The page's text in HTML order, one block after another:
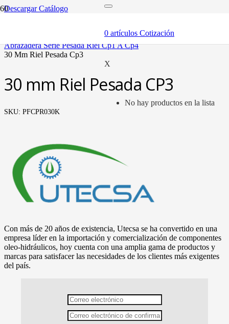
0 artículos Cotización
X
No hay productos en la lista
Descargar Catálogo
abrazaderas (soportes y bandas)
abrazadera serie pesada riel cp1 a cp4
30 mm riel pesada cp3
30 mm Riel Pesada CP3
SKU: PFCPR030K
Con más de 20 años de existencia, Utecsa se ha convertido en una
empresa líder en la importación y comercialización de componentes
oleo-hidráulicos, hoy cuenta con una amplia gama de productos y
marcas para satisfacer las necesidades de los clientes más exigentes
del país.